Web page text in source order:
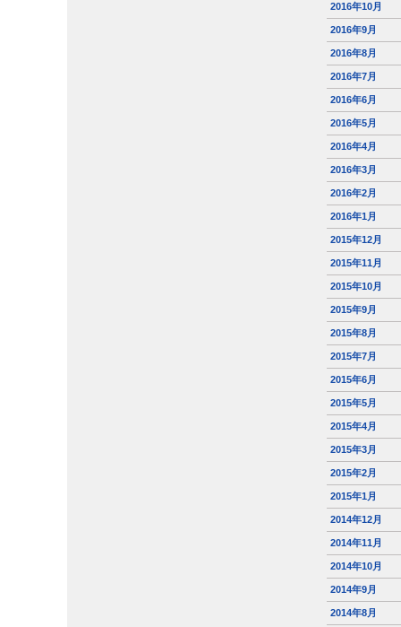
2016年10月
2016年9月
2016年8月
2016年7月
2016年6月
2016年5月
2016年4月
2016年3月
2016年2月
2016年1月
2015年12月
2015年11月
2015年10月
2015年9月
2015年8月
2015年7月
2015年6月
2015年5月
2015年4月
2015年3月
2015年2月
2015年1月
2014年12月
2014年11月
2014年10月
2014年9月
2014年8月